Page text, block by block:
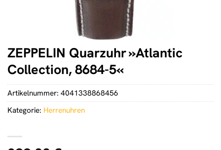
ZEPPELIN Quarzuhr »Atlantic
Collection, 8684-5«
Artikelnummer: 4041338868456
Kategorie: Herrenuhren